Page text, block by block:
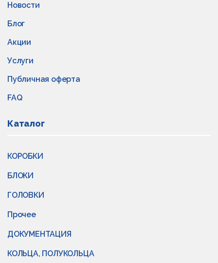
Новости
Блог
Акции
Услуги
Публичная оферта
FAQ
Каталог
КОРОБКИ
БЛОКИ
ГОЛОВКИ
Прочее
ДОКУМЕНТАЦИЯ
КОЛЬЦА, ПОЛУКОЛЬЦА